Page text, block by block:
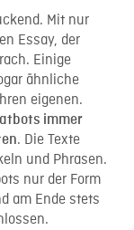
Mit nur
Essay, der
Einige
ähnliche
eigenen.
immer
. Die Texte
und Phrasen.
nur der Form
am Ende stets